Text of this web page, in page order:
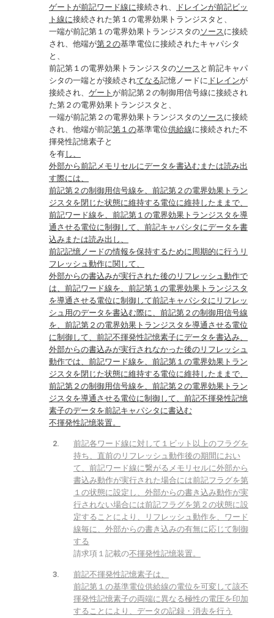
ゲートが前記ワード線に接続され、
ドレインが前記ビッ
ト線に接続された第１の電界効果トランジスタと、
一端が前記第１の電界効果トランジスタのソースに接続
され、他端が第２の基準電位に接続されたキャパシタ
と、
前記第１の電界効果トランジスタのソース と前記キャパ
シタの一端とが接続されてなる記憶ノードに ドレインが
接続され、 ゲート が前記第２の制御用信号線に接続され
た第２の電界効果トランジスタと、
一端が前記第２の電界効果トランジスタのソースに接続
され、他端が前記第１の基準電位供給線に接続された不
揮発性記憶素子と
を有し、
外部から前記メモリセルにデータを書込むまたは読み出
す際には、
前記第２の制御用信号線を、前記第２の電界効果トラン
ジスタを閉じた状態に維持する電位に維持したままで、
前記ワード線を、前記第１の電界効果トランジスタを導
通させる電位に制御して、前記キャパシタにデータを書
込みまたは読み出し、
前記記憶ノードの情報を保持するために周期的に行うリ
フレッシュ動作に関して、
外部からの書込みが実行された後のリフレッシュ動作で
は、前記ワード線を、前記第１の電界効果トランジスタ
を導通させる電位に制御して前記キャパシタにリフレッ
シュ用のデータを書込む際に、前記第２の制御用信号線
を、前記第２の電界効果トランジスタを導通させる電位
に制御して、前記不揮発性記憶素子にデータを書込み、
外部からの書込みが実行されなかった後のリフレッシュ
動作では、前記ワード線を、前記第１の電界効果トラン
ジスタを閉じた状態に維持する電位に維持したままで、
前記第２の制御用信号線を、前記第２の電界効果トラン
ジスタを導通させる電位に制御して、前記不揮発性記憶
素子のデータを前記キャパシタに書込む
不揮発性記憶装置。
前記各ワード線に対して１ビット以上のフラグを
持ち、直前のリフレッシュ動作後の期間におい
て、前記ワード線に繋がるメモリセルに外部から
書込み動作が実行された場合には前記フラグを第
１の状態に設定し、外部からの書き込み動作が実
行されない場合には前記フラグを第２の状態に設
定することにより、リフレッシュ動作を、ワード
線毎に、外部からの書き込みの有無に応じて制御
する
請求項１記載の不揮発性記憶装置。
前記不揮発性記憶素子は、
前記第１の基準電位供給線の電位を可変して該不
揮発性記憶素子の両端に異なる極性の電圧を印加
することにより、データの記録・消去を行う